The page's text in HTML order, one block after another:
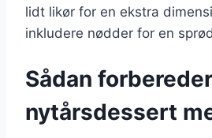
lidt likør for en ekstra
inkludere nødder for en
Sådan
nytårsdessert